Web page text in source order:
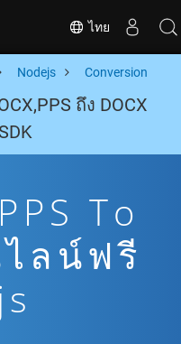
ไทย
Nodejs Conversion
ถึง DOCX
To
ลน์ฟรี